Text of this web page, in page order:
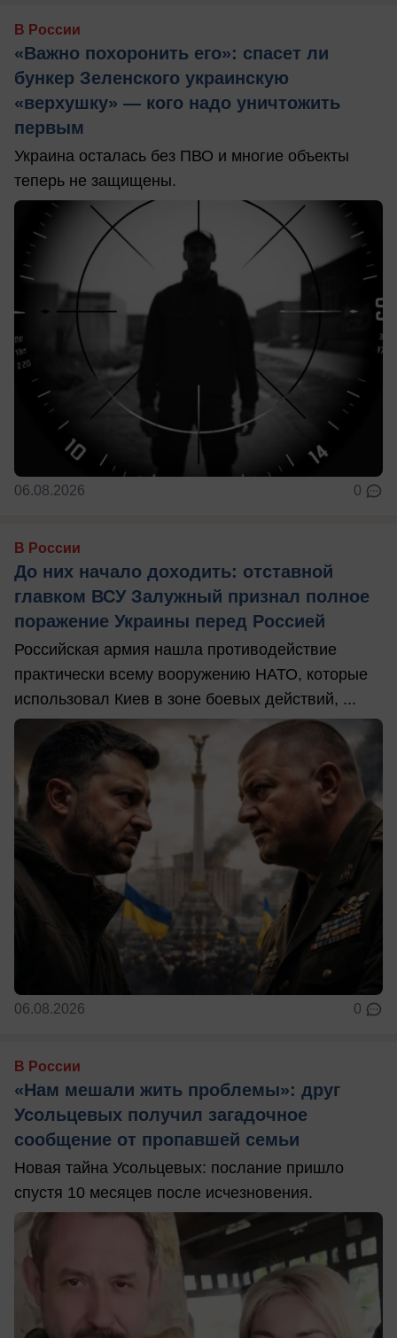
В России
«Важно похоронить его»: спасет ли
бункер Зеленского украинскую
«верхушку» — кого надо уничтожить
первым
Украина осталась без ПВО и многие объекты
теперь не защищены.
06.08.2026 0
В России
До них начало доходить: отставной
главком ВСУ Залужный признал полное
поражение Украины перед Россией
Российская армия нашла противодействие
практически всему вооружению НАТО, которые
использовал Киев в зоне боевых действий, ...
06.08.2026 0
В России
«Нам мешали жить проблемы»: друг
Усольцевых получил загадочное
сообщение от пропавшей семьи
Новая тайна Усольцевых: послание пришло
спустя 10 месяцев после исчезновения.